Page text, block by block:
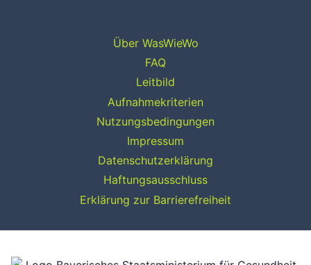
Über WasWieWo
FAQ
Leitbild
Aufnahmekriterien
Nutzungsbedingungen
Impressum
Datenschutzerklärung
Haftungsausschluss
Erklärung zur Barrierefreiheit